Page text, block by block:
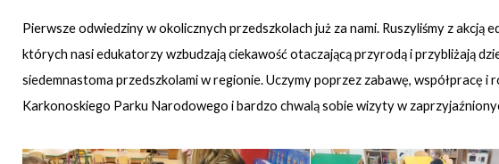
Pierwsze odwiedziny w okolicznych przedszkolach już za nami. Ruszyliśmy z akcją
których nasi edukatorzy wzbudzają ciekawość otaczającą przyrodą i przybliżają
siedemnastoma przedszkolami w regionie. Uczymy poprzez zabawę, współpracę
Karkonoskiego Parku Narodowego i bardzo chwalą sobie wizyty w